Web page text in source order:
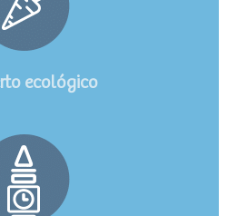
ecológico